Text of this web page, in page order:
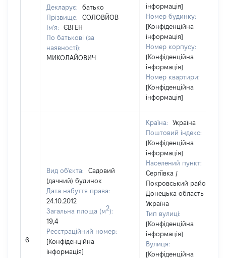
Декларує:
батько
Прізвище:
СОЛОВЙОВ
Ім'я:
ЄВГЕН
По батькові (за
наявності):
МИКОЛАЙОВИЧ
інформація]
Номер будинку:
[Конфіденційна
інформація]
Номер корпусу:
[Конфіденційна
інформація]
Номер квартири:
[Конфіденційна
інформація]
6
Вид об'єкта:
Садовий
(дачний) будинок
Дата набуття права:
24.10.2012
Загальна площа (м2):
19,4
Реєстраційний номер:
[Конфіденційна
інформація]
Країна:
Україна
Поштовий індекс:
[Конфіденційна
інформація]
Населений пункт:
Сергіївка /
Покровський район /
Донецька область /
Україна
Тип вулиці:
[Конфіденційна
інформація]
Вулиця:
[Конфіденційна